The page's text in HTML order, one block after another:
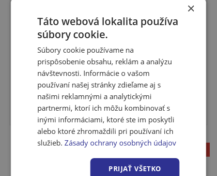
SET Dvere Solodoor SNOW 4 60 ľavé +
obložková záru...
Plné interiérové dvere nadčasového dizajnu. Vysoká
odolno...
Viac variantov
Viac variantov
Skladom u dodávateľa
×
Táto webová lokalita používa
súbory cookie.
Súbory cookie používame na
prispôsobenie obsahu, reklám a analýzu
návštevnosti. Informácie o vašom
používaní našej stránky zdieľame aj s
našimi reklamnými a analytickými
partnermi, ktorí ich môžu kombinovať s
inými informáciami, ktoré ste im poskytli
alebo ktoré zhromaždili pri používaní ich
služieb.Zásady ochrany osobných údajov
PRIJAŤ VŠETKO